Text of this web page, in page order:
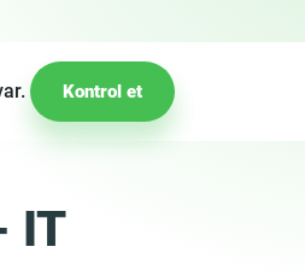
Kontrol et
IT